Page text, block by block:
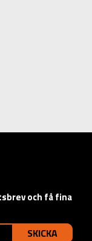
och få fina
SKICKA